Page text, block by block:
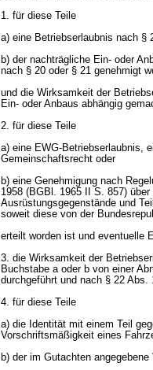
1. für diese Teile
a) eine Betriebserlaubnis nach §
b) der nachträgliche Ein- oder
nach § 20 oder § 21 genehmigt
und die Wirksamkeit der
Ein- oder Anbaus abhängig
2. für diese Teile
a) eine EWG-Betriebserlaubnis,
Gemeinschaftsrecht oder
b) eine Genehmigung nach
1958 (BGBl. 1965 II S. 857)
Ausrüstungsgegenstände und
soweit diese von der
erteilt worden ist und eventuelle
3. die Wirksamkeit der
Buchstabe a oder b von einer
durchgeführt und nach § 22
4. für diese Teile
a) die Identität mit einem Teil
Vorschriftsmäßigkeit eines
b) der im Gutachten